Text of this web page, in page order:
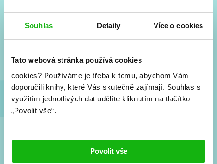
Souhlas Detaily Více o cookies
Tato webová stránka používá cookies
cookies? Používáme je třeba k tomu, abychom Vám
doporučili knihy, které Vás skutečně zajímají. Souhlas s
využitím jednotlivých dat udělíte kliknutím na tlačítko
„Povolit vše“.
Povolit vše
Vše kolem #youngadult každý měsíc rovnou do mailu!
a seriálové adaptace a další.
Souhlasím spodmínkami zpracování osobních údajů